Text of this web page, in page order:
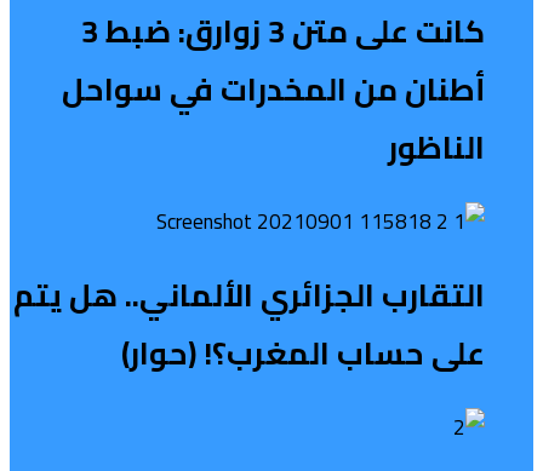
كانت على متن 3 زوارق: ضبط 3
أطنان من المخدرات في سواحل
الناظور
التقارب الجزائري الألماني.. هل يتم
على حساب المغرب؟! (حوار)